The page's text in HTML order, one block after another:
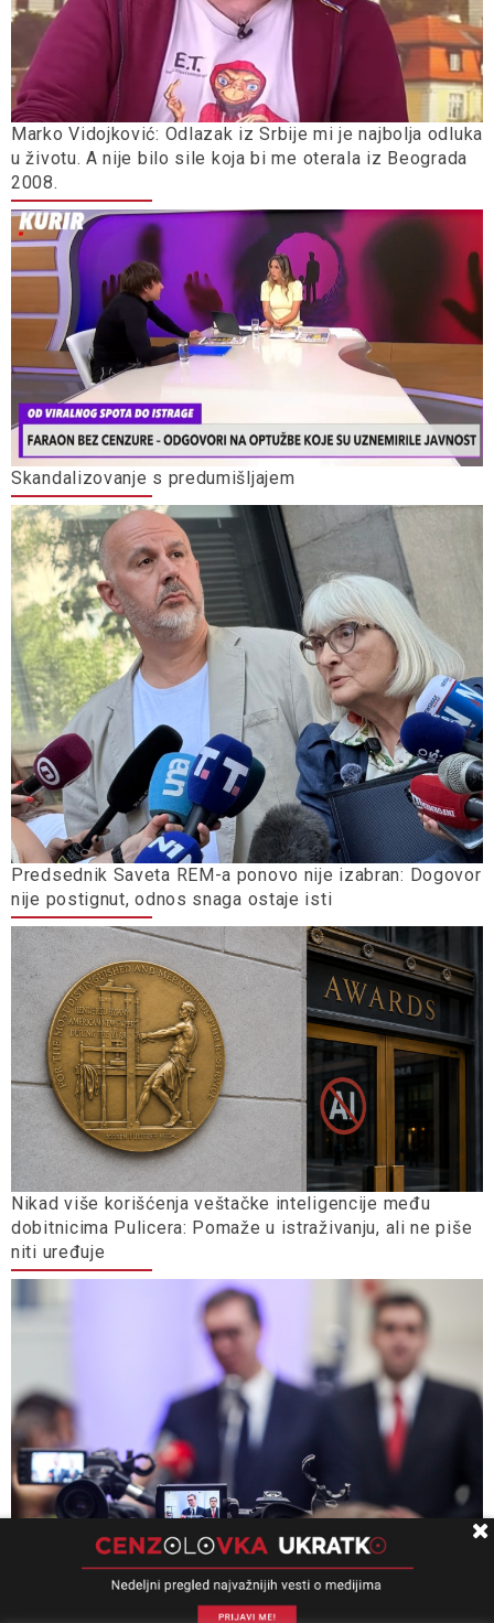
Marko Vidojković: Odlazak iz Srbije mi je najbolja odluka
u životu. A nije bilo sile koja bi me oterala iz Beograda
2008.
Skandalizovanje s predumišljajem
Predsednik Saveta REM-a ponovo nije izabran: Dogovor
nije postignut, odnos snaga ostaje isti
Nikad više korišćenja veštačke inteligencije među
dobitnicima Pulicera: Pomaže u istraživanju, ali ne piše
niti uređuje
Ministarstvo informisanja, opštine i gradovi ne